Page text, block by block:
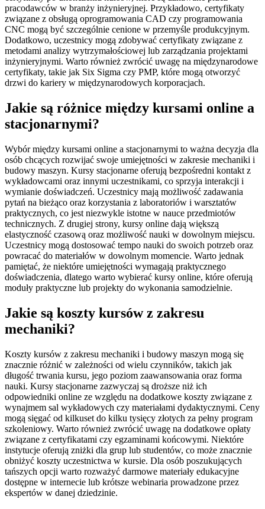
pracodawców w branży inżynieryjnej. Przykładowo, certyfikaty
związane z obsługą oprogramowania CAD czy programowania
CNC mogą być szczególnie cenione w przemyśle produkcyjnym.
Dodatkowo, uczestnicy mogą zdobywać certyfikaty związane z
metodami analizy wytrzymałościowej lub zarządzania projektami
inżynieryjnymi. Warto również zwrócić uwagę na międzynarodowe
certyfikaty, takie jak Six Sigma czy PMP, które mogą otworzyć
drzwi do kariery w międzynarodowych korporacjach.
Jakie są różnice między kursami online a
stacjonarnymi?
Wybór między kursami online a stacjonarnymi to ważna decyzja dla
osób chcących rozwijać swoje umiejętności w zakresie mechaniki i
budowy maszyn. Kursy stacjonarne oferują bezpośredni kontakt z
wykładowcami oraz innymi uczestnikami, co sprzyja interakcji i
wymianie doświadczeń. Uczestnicy mają możliwość zadawania
pytań na bieżąco oraz korzystania z laboratoriów i warsztatów
praktycznych, co jest niezwykle istotne w nauce przedmiotów
technicznych. Z drugiej strony, kursy online dają większą
elastyczność czasową oraz możliwość nauki w dowolnym miejscu.
Uczestnicy mogą dostosować tempo nauki do swoich potrzeb oraz
powracać do materiałów w dowolnym momencie. Warto jednak
pamiętać, że niektóre umiejętności wymagają praktycznego
doświadczenia, dlatego warto wybierać kursy online, które oferują
moduły praktyczne lub projekty do wykonania samodzielnie.
Jakie są koszty kursów z zakresu
mechaniki?
Koszty kursów z zakresu mechaniki i budowy maszyn mogą się
znacznie różnić w zależności od wielu czynników, takich jak
długość trwania kursu, jego poziom zaawansowania oraz forma
nauki. Kursy stacjonarne zazwyczaj są droższe niż ich
odpowiedniki online ze względu na dodatkowe koszty związane z
wynajmem sal wykładowych czy materiałami dydaktycznymi. Ceny
mogą sięgać od kilkuset do kilku tysięcy złotych za pełny program
szkoleniowy. Warto również zwrócić uwagę na dodatkowe opłaty
związane z certyfikatami czy egzaminami końcowymi. Niektóre
instytucje oferują zniżki dla grup lub studentów, co może znacznie
obniżyć koszty uczestnictwa w kursie. Dla osób poszukujących
tańszych opcji warto rozważyć darmowe materiały edukacyjne
dostępne w internecie lub krótsze webinaria prowadzone przez
ekspertów w danej dziedzinie.